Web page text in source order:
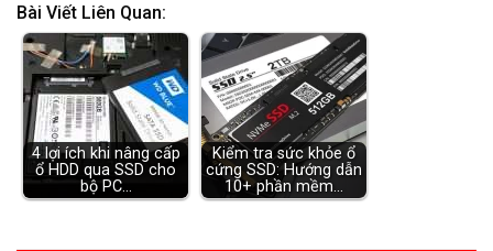
Bài Viết Liên Quan:
4 lợi ích khi nâng cấp
ổ HDD qua SSD cho
bộ PC…
Kiểm tra sức khỏe ổ
cứng SSD: Hướng dẫn
10+ phần mềm…